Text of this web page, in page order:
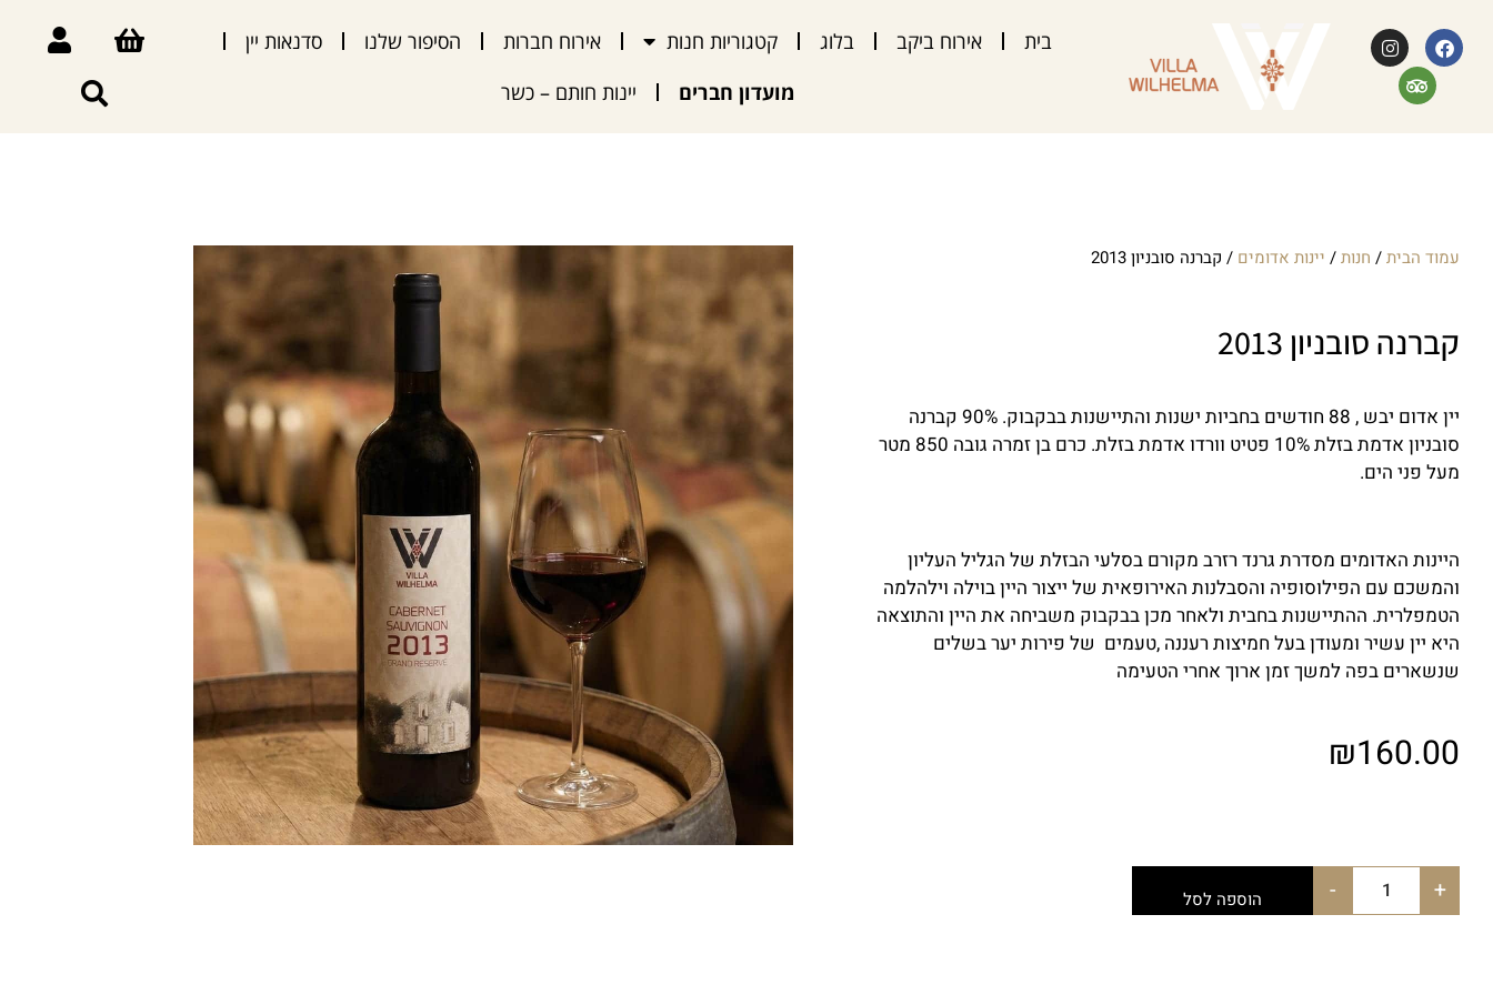
בית אירוח ביקב בלוג קטגוריות חנות אירוח חברות הסיפור שלנו
סדנאות יין
מועדון חברים
יינות חותם – כשר
עמוד הבית/ חנות/ יינות אדומים / קברנה סובניון 2013
קברנה סובניון 2013
יין אדום יבש , 88 חודשים בחביות ישנות והתיישנות בבקבוק. 90% קברנה
סובניון אדמת בזלת 10% פטיט וורדו אדמת בזלת. כרם בן זמרה גובה 850 מטר
מעל פני הים.
היינות האדומים מסדרת גרנד רזרב מקורם בסלעי הבזלת של הגליל העליון
והמשכם עם הפילוסופיה והסבלנות האירופאית של ייצור היין בוילה וילהלמה
הטמפלרית. ההתיישנות בחבית ולאחר מכן בבקבוק משביחה את היין והתוצאה
היא יין עשיר ומעודן בעל חמיצות רעננה ,טעמים של פירות יער בשלים
שנשארים בפה למשך זמן ארוך אחרי הטעימה
₪160.00
- + הוספה לסל